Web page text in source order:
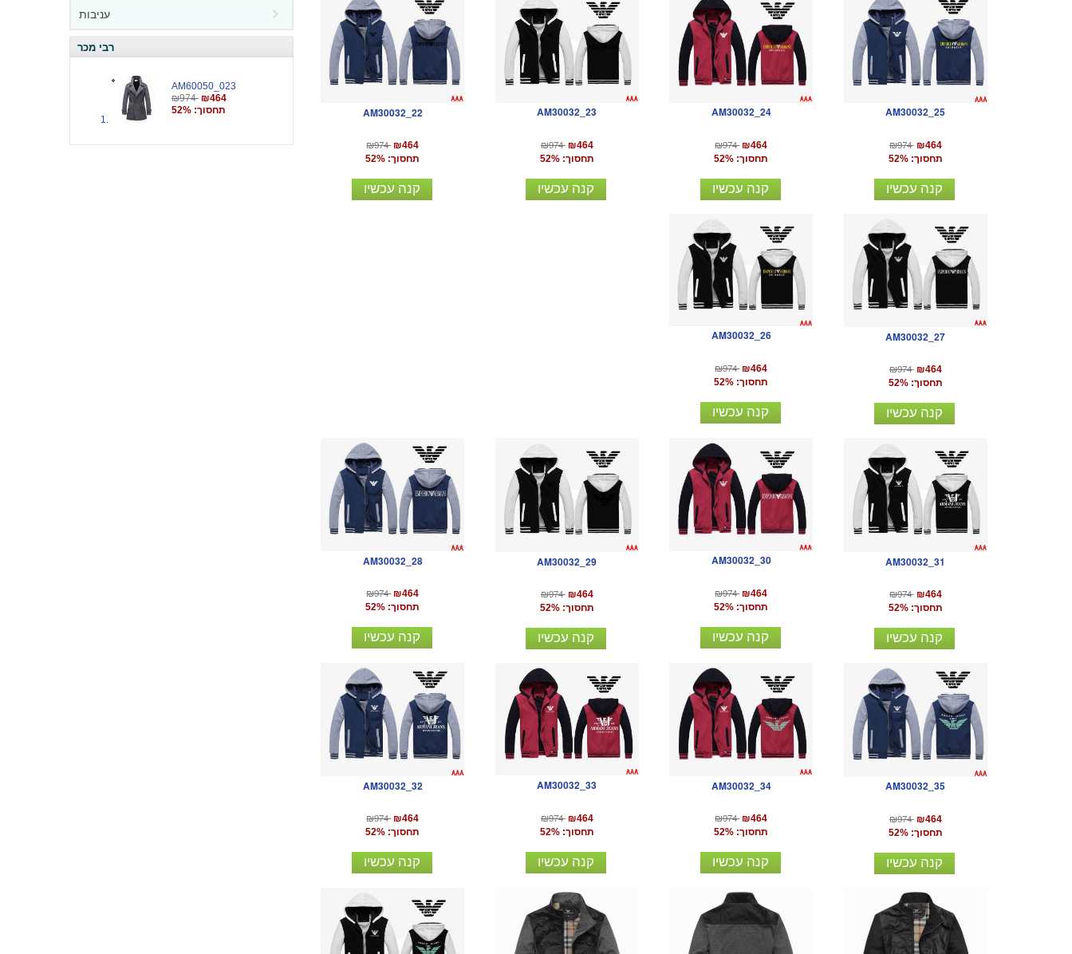
עניבות
רבי מכר
AM60050_023
₪974 ₪464
תחסוך: 52%
AM30032_22
₪974 ₪464
תחסוך: 52%
קנה עכשיו
AM30032_23
₪974 ₪464
תחסוך: 52%
קנה עכשיו
AM30032_24
₪974 ₪464
תחסוך: 52%
קנה עכשיו
AM30032_25
₪974 ₪464
תחסוך: 52%
קנה עכשיו
AM30032_26
₪974 ₪464
תחסוך: 52%
קנה עכשיו
AM30032_27
₪974 ₪464
תחסוך: 52%
קנה עכשיו
AM30032_28
₪974 ₪464
תחסוך: 52%
קנה עכשיו
AM30032_29
₪974 ₪464
תחסוך: 52%
קנה עכשיו
AM30032_30
₪974 ₪464
תחסוך: 52%
קנה עכשיו
AM30032_31
₪974 ₪464
תחסוך: 52%
קנה עכשיו
AM30032_32
₪974 ₪464
תחסוך: 52%
קנה עכשיו
AM30032_33
₪974 ₪464
תחסוך: 52%
קנה עכשיו
AM30032_34
₪974 ₪464
תחסוך: 52%
קנה עכשיו
AM30032_35
₪974 ₪464
תחסוך: 52%
קנה עכשיו